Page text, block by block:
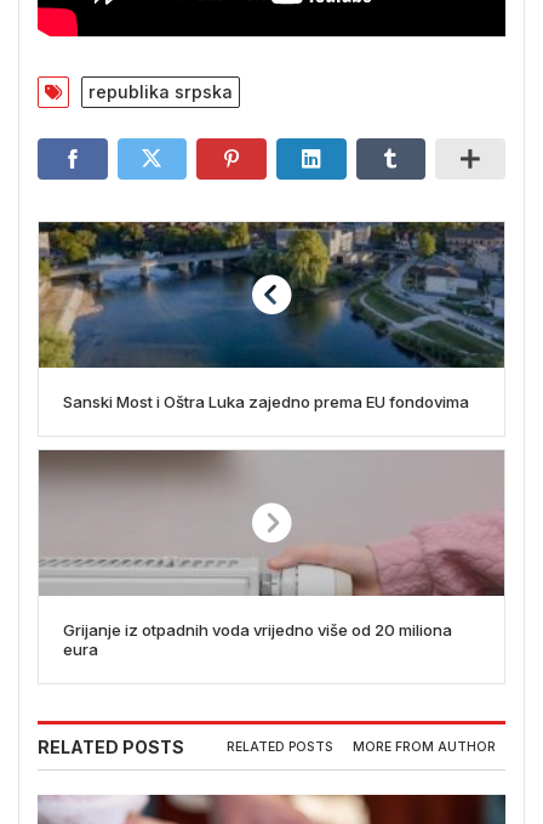
republika srpska
Sanski Most i Oštra Luka zajedno prema EU fondovima
Grijanje iz otpadnih voda vrijedno više od 20 miliona
eura
RELATED POSTS RELATED POSTS MORE FROM AUTHOR